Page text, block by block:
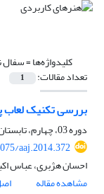
کلیدواژه‌ها =سفال
تعداد مقالات: 1
بررسی تکنیک لعاب
دوره 03، چهارم، تابستان 1393، صفحه
aaj.2014.372
احسان هژبری، عباس
مشاهده مقاله